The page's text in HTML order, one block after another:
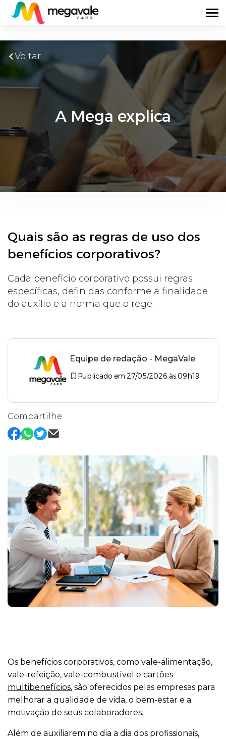
Voltar
A Mega explica
Quais são as regras de uso dos
benefícios corporativos?
Cada benefício corporativo possui regras
específicas, definidas conforme a finalidade
do auxílio e a norma que o rege.
Equipe de redação - MegaVale
Publicado em 27/05/2026 às 09h19
Compartilhe:
Os benefícios corporativos, como vale-alimentação,
vale-refeição, vale-combustível e cartões
multibenefícios, são oferecidos pelas empresas para
melhorar a qualidade de vida, o bem-estar e a
motivação de seus colaboradores.
Além de auxiliarem no dia a dia dos profissionais,